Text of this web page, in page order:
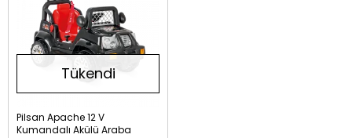
Tükendi
Pilsan Apache 12 V
Kumandalı Akülü Araba